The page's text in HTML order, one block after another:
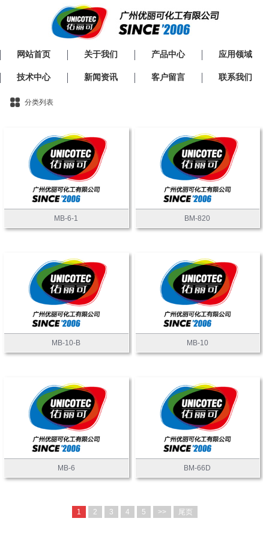
网站首页 关于我们 产品中心 应用领域
技术中心 新闻资讯 客户留言 联系我们
分类列表
MB-6-1 BM-820
MB-10-B MB-10
MB-6 BM-66D
1 2 3 4 5 >> 尾页